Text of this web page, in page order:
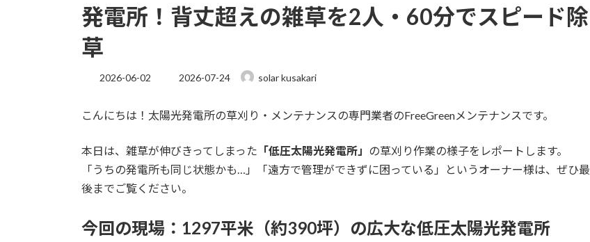
発電所！背丈超えの雑草を2人・60分でスピード除
草
2026-06-02
最
新
時
:
2026-07-24 solar kusakari
こんにちは！太陽光発電所の草刈り・メンテナンスの専門業者のFreeGreenメンテナンスです。
本日は、雑草が伸びきってしまった 「低圧太陽光発電所」 の草刈り作業の様子をレポートします。
「うちの発電所も同じ状態かも…」「遠方で管理ができずに困っている」というオーナー様は、ぜひ最
後までご覧ください。
今回の現場：1297平米（約390坪）の広大な低圧太陽光発電所